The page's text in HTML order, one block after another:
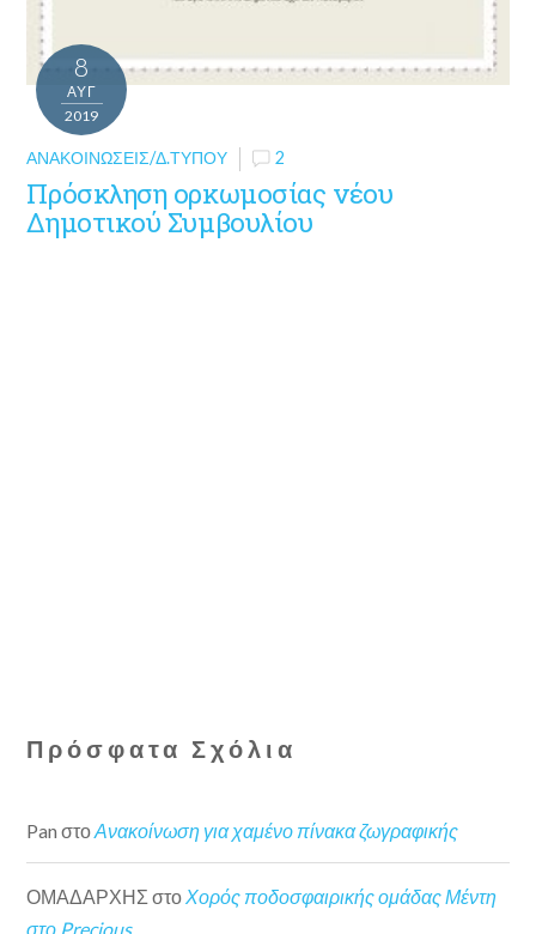
8
ΑΥΓ
2019
ΑΝΑΚΟΙΝΏΣΕΙΣ/Δ.ΤΎΠΟΥ 2
Πρόσκληση ορκωμοσίας νέου
Δημοτικού Συμβουλίου
Πρόσφατα Σχόλια
Pan στοΑνακοίνωση για χαμένο πίνακα ζωγραφικής
ΟΜΑΔΑΡΧΗΣ στοΧορός ποδοσφαιρικής ομάδας Μέντη
στο Precious